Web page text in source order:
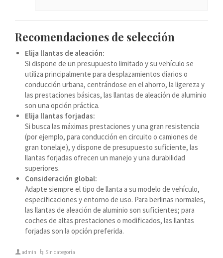
Recomendaciones de selección
Elija llantas de aleación:
Si dispone de un presupuesto limitado y su vehículo se
utiliza principalmente para desplazamientos diarios o
conducción urbana, centrándose en el ahorro, la ligereza y
las prestaciones básicas, las llantas de aleación de aluminio
son una opción práctica.
Elija llantas forjadas:
Si busca las máximas prestaciones y una gran resistencia
(por ejemplo, para conducción en circuito o camiones de
gran tonelaje), y dispone de presupuesto suficiente, las
llantas forjadas ofrecen un manejo y una durabilidad
superiores.
Consideración global:
Adapte siempre el tipo de llanta a su modelo de vehículo,
especificaciones y entorno de uso. Para berlinas normales,
las llantas de aleación de aluminio son suficientes; para
coches de altas prestaciones o modificados, las llantas
forjadas son la opción preferida.
admin Sin categoría
অসমীয়া
Afrikaans